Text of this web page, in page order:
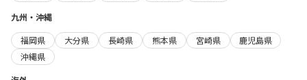
九州・沖縄
福岡県
大分県 長崎県 熊本県 宮崎県
鹿児島県
沖縄県